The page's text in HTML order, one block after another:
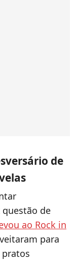
de
de
ao Rock in
para